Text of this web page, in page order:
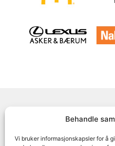
Behandle
Vi bruker informasjonskapsler for å